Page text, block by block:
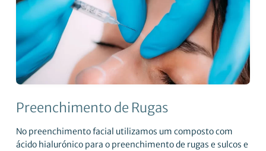
Preenchimento de Rugas
No preenchimento facial utilizamos um composto com
ácido hialurónico para o preenchimento de rugas e sulcos e